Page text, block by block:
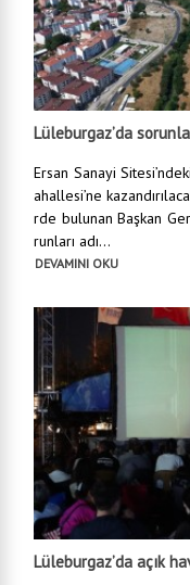
Lüleburgaz’da
Ersan Sanayi
ahallesi’ne
rde bulunan Başkan
runları adı...
DEVAMINI OKU
Lüleburgaz’da açık